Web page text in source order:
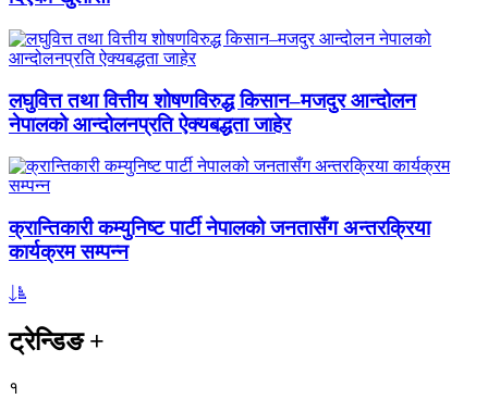
लघुवित्त तथा वित्तीय शोषणविरुद्ध किसान–मजदुर आन्दोलन
नेपालको आन्दोलनप्रति ऐक्यबद्धता जाहेर
क्रान्तिकारी कम्युनिष्ट पार्टी नेपालको जनतासँग अन्तरक्रिया
कार्यक्रम सम्पन्न
ट्रेन्डिङ+
१